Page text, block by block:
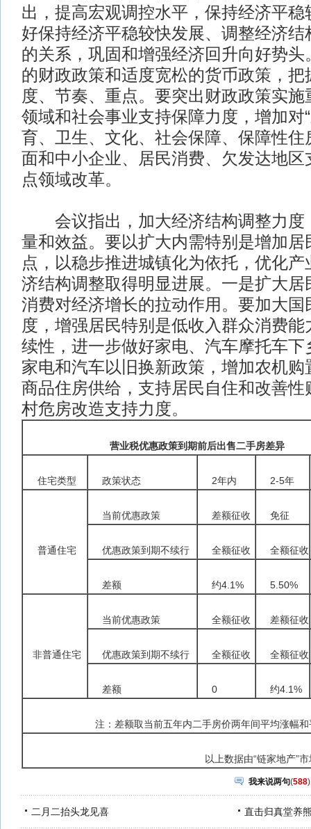
出，提高宏观调控水平，保持经济平稳
好保持经济平稳较快发展、调整经济结
的关系，巩固和增强经济回升向好势头
的财政政策和适度宽松的货币政策，把
度、节奏、重点。要突出财政政策实
领域和社会事业支持保障力度，增加对
育、卫生、文化、社会保障、保障性住
面和中小企业、居民消费、欠发达地区
点领域改革。
会议指出，加大经济结构调整力度
量和效益。要以扩大内需特别是增加居
点，以稳步推进城镇化为依托，优化
济结构调整取得明显进展。一是扩大居
消费对经济增长的拉动作用。要加大国
度，增强居民特别是低收入群众消费
续性，进一步做好家电、汽车摩托车下
家电和汽车以旧换新政策，增加农机购
商品住房供给，支持居民自住和改善性
村危房改造支持力度。
营业税优惠政策到期前后出售二手房差异
住宅类型 政策状态 2年内 2-5年
普通住宅
当前优惠政策 差额征收 免征
优惠政策到期不续行 全额征收 全额征收
差额 约4.1% 5.50%
非普通住宅
当前优惠政策 全额征收 差额征收
优惠政策到期不续行 全额征收 全额征收
差额 0 约4.1%
注：差额取当前五年内二手房价两年间平均涨幅
以上数据由“链家地产”
我来说两句(588)
二月二抬头龙见喜 直击归真堂养